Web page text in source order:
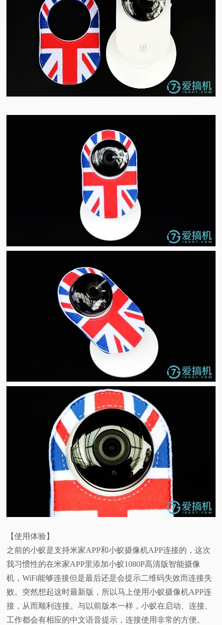
【使用体验】
之前的小蚁是支持米家APP和小蚁摄像机APP连接的，这次
我习惯性的在米家APP里添加小蚁1080P高清版智能摄像
机，WiFi能够连接但是最后还是会提示二维码失效而连接失
败。突然想起这时最新版，所以马上使用小蚁摄像机APP连
接，从而顺利连接。与以前版本一样，小蚁在启动、连接、
工作都会有相应的中文语音提示，连接使用非常的方便。